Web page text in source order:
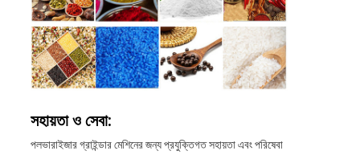
সহায়তা ও সেবা:
পলভারাইজার গ্রাইন্ডার মেশিনের জন্য প্রযুক্তিগত সহায়তা এবং পরিষেবা